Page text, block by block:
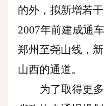
的外，拟新增若
2007年前建成通
郑州至尧山线，
山西的通道。
为了取得更